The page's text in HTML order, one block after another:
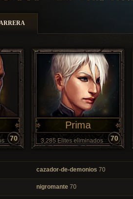
70
Prima
3,285 Elites eliminados 70
cazador-de-demonios 70
nigromante 70